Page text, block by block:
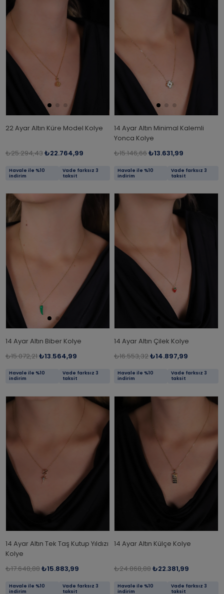
22 Ayar Altın Küre Model Kolye
₺25.294,43₺22.764,99
Havale ile %10
indirim
Vade farksız 3
taksit
14 Ayar Altın Minimal Kalemli
Yonca Kolye
₺15.146,66₺13.631,99
Havale ile %10
indirim
Vade farksız 3
taksit
14 Ayar Altın Biber Kolye
₺15.072,21₺13.564,99
Havale ile %10
indirim
Vade farksız 3
taksit
14 Ayar Altın Çilek Kolye
₺16.553,32₺14.897,99
Havale ile %10
indirim
Vade farksız 3
taksit
14 Ayar Altın Tek Taş Kutup Yıldızı
Kolye
₺17.648,88₺15.883,99
Havale ile %10
indirim
Vade farksız 3
taksit
14 Ayar Altın Külçe Kolye
₺24.868,88₺22.381,99
Havale ile %10
indirim
Vade farksız 3
taksit